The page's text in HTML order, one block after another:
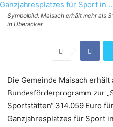
Symbolbild: Maisach erhält mehr als
in Überacker
Die Gemeinde Maisach erhält
Bundesförderprogramm zur
Sportstätten“ 314.059 Euro
Ganzjahresplatzes für Sport